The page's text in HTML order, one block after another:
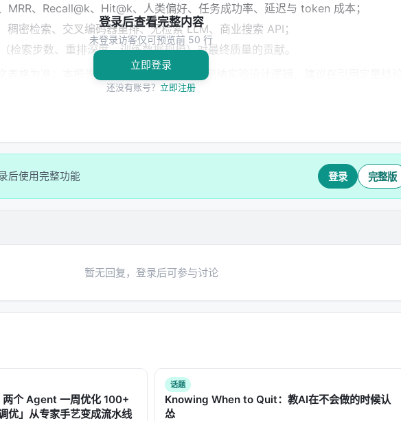
MRR、Recall@k、Hit@k、人类偏好、任务成功率、延迟与 token 成本；
稠密检索、交叉编码器重排、无检索 LLM、商业搜索 API；
检索步数、重排深度、训练数据规模）对最终质量的贡献。
表格为准；本报告基于摘要与公开元数据归纳实验设计逻辑，建议在引用定量结
领域的启示： 1.架构：级联检索+重排+生成仍为主流，但 agentic
：高质量指令数据与点击/会话日志同样关键，
与分布偏移； 3.
：离线指标与在线满意度差距拉大，LLM-as-judge 需与人
产品：延迟、成本、可解释性与安全策略是工业落地的硬约束，不可仅优化学术基
规模受 GPU 预算限制、基准与真实用户分布不一致、英文中心数据导致跨语言泛
的关联
生成/代理 → 评测」链路定位互补文献。
登录后查看完整内容
未登录访客仅可预览前 50 行
立即登录
还没有账号？ 立即注册
后使用完整功能 登录 完整版
暂无回复，登录后可参与讨论
个 Agent 一周优化 100+
优」从专家手艺变成流水线
话题
Knowing When to Quit：教AI在不会做的时候认
怂